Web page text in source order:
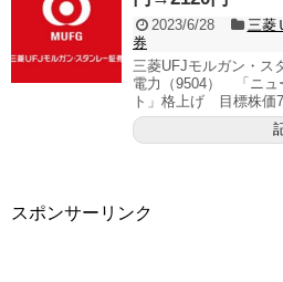
2023/6/28
三菱
券
三菱UFJモルガン・ス
電力（9504） 「ニュ
ト」格上げ 目標株価
スポンサーリンク